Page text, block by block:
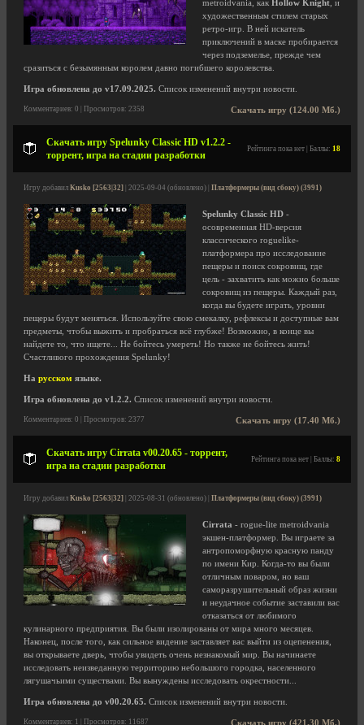
metroidvania, как Hollow Knight , и
художественным стилем старых
ретро-игр. В ней искатель
приключений в маске пробирается
через подземелье, прежде чем
сразиться с безымянным королем давно погибшего королевства.
Игра обновлена до v17.09.2025. Список изменений внутри новости.
Скачать игру (124.00 Мб.)
Комментариев: 0 | Просмотров: 2358
Скачать игру Spelunky Classic HD v1.2.2 -
торрент, игра на стадии разработки
Рейтинга пока нет | Баллы: 18
Игру добавил Kusko [2563|32] | 2025-09-04 (обновлено) | Платформеры (вид сбоку) (3991)
Spelunky Classic HD -
осовременная HD-версия
классического roguelike-
платформера про исследование
пещеры и поиск сокровищ, где
цель - захватить как можно больше
сокровищ из пещеры. Каждый раз,
когда вы будете играть, уровни
пещеры будут меняться. Используйте свою смекалку, рефлексы и доступные вам
предметы, чтобы выжить и пробраться всё глубже! Возможно, в конце вы
найдете то, что ищете... Не бойтесь умереть! Но также не бойтесь жить!
Счастливого прохождения Spelunky!
На русском языке.
Игра обновлена до v1.2.2. Список изменений внутри новости.
Скачать игру (17.40 Мб.)
Комментариев: 0 | Просмотров: 2377
Скачать игру Cirrata v00.20.65 - торрент,
игра на стадии разработки
Рейтинга пока нет | Баллы: 8
Игру добавил Kusko [2563|32] | 2025-08-31 (обновлено) | Платформеры (вид сбоку) (3991)
Cirrata - rogue-lite metroidvania
экшен-платформер. Вы играете за
антропоморфную красную панду
по имени Кир. Когда-то вы были
отличным поваром, но ваш
саморазрушительный образ жизни
и неудачное событие заставили вас
отказаться от любимого
кулинарного предприятия. Вы были изолированы от мира много месяцев.
Наконец, после того, как сильное видение заставляет вас выйти из оцепенения,
вы открываете дверь, чтобы увидеть очень незнакомый мир. Вы начинаете
исследовать неизведанную территорию небольшого городка, населенного
лягушачьими существами. Вы вынуждены исследовать окрестности...
Игра обновлена до v00.20.65. Список изменений внутри новости.
Скачать игру (421.30 Мб.)
Комментариев: 1 | Просмотров: 11687